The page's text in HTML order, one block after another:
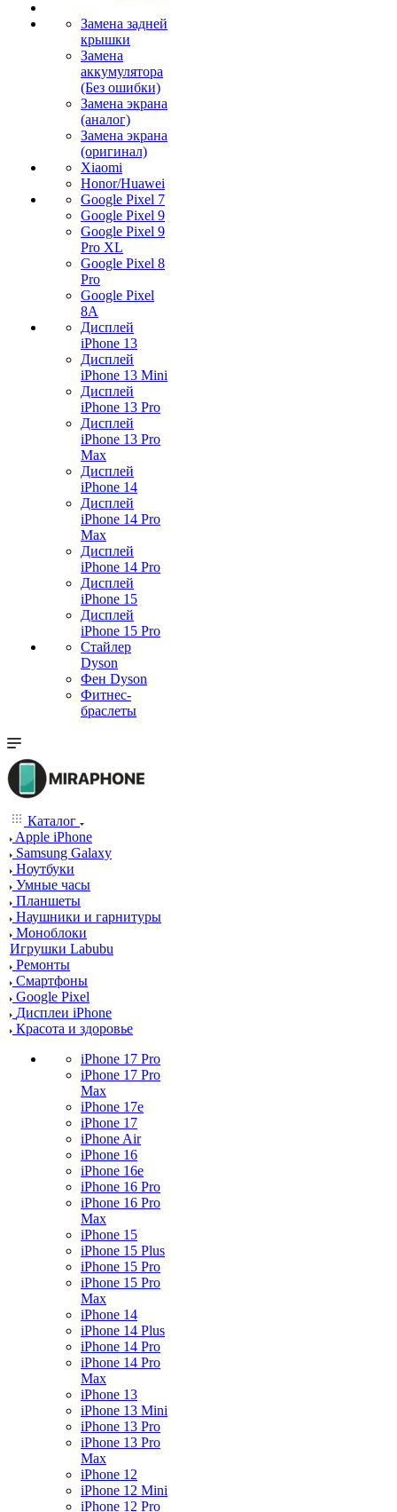
Замена задней
крышки
Замена
аккумулятора
(Без ошибки)
Замена экрана
(аналог)
Замена экрана
(оригинал)
Xiaomi
Honor/Huawei
Google Pixel 7
Google Pixel 9
Google Pixel 9
Pro XL
Google Pixel 8
Pro
Google Pixel
8A
Дисплей
iPhone 13
Дисплей
iPhone 13 Mini
Дисплей
iPhone 13 Pro
Дисплей
iPhone 13 Pro
Max
Дисплей
iPhone 14
Дисплей
iPhone 14 Pro
Max
Дисплей
iPhone 14 Pro
Дисплей
iPhone 15
Дисплей
iPhone 15 Pro
Стайлер
Dyson
Фен Dyson
Фитнес-
браслеты
Каталог
Apple iPhone
Samsung Galaxy
Ноутбуки
Умные часы
Планшеты
Наушники и гарнитуры
Моноблоки
Игрушки Labubu
Ремонты
Смартфоны
Google Pixel
Дисплеи iPhone
Красота и здоровье
iPhone 17 Pro
iPhone 17 Pro
Max
iPhone 17e
iPhone 17
iPhone Air
iPhone 16
iPhone 16e
iPhone 16 Pro
iPhone 16 Pro
Max
iPhone 15
iPhone 15 Plus
iPhone 15 Pro
iPhone 15 Pro
Max
iPhone 14
iPhone 14 Plus
iPhone 14 Pro
iPhone 14 Pro
Max
iPhone 13
iPhone 13 Mini
iPhone 13 Pro
iPhone 13 Pro
Max
iPhone 12
iPhone 12 Mini
iPhone 12 Pro